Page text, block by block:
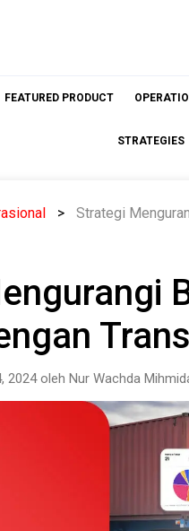
FEATURED PRODUCT
STRATEGIES
Strategi
2024 oleh Nur Wachda